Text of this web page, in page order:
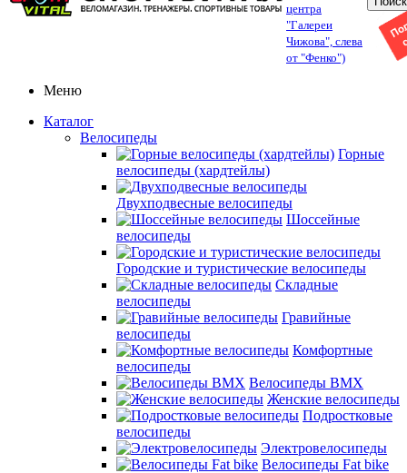
центра
"Галереи
Чижова", слева
от "Фенко")
Меню
Каталог
Велосипеды
Горные
велосипеды (хардтейлы)
Двухподвесные велосипеды
Шоссейные
велосипеды
Городские и туристические велосипеды
Складные
велосипеды
Гравийные
велосипеды
Комфортные
велосипеды
Велосипеды BMX
Женские велосипеды
Подростковые
велосипеды
Электровелосипеды
Велосипеды Fat bike